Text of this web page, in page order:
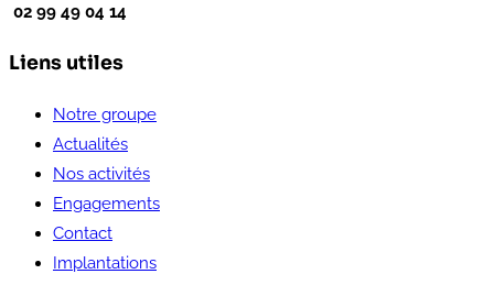
02 99 49 04 14
Liens utiles
Notre groupe
Actualités
Nos activités
Engagements
Contact
Implantations